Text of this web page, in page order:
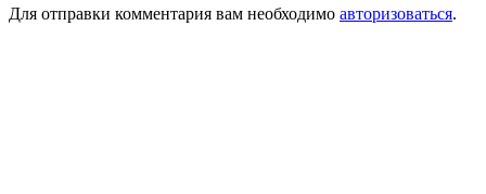
Для отправки комментария вам необходимо авторизоваться.